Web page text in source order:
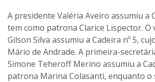
A presidente Valéria Aveiro assumiu a
tem como patrona Clarice Lispector. O
Gilson Silva assumiu a Cadeira nº 5,
Mário de Andrade. A primeira-
Simone Teheroff Merino assumiu a
patrona Marina Colasanti, enquanto o